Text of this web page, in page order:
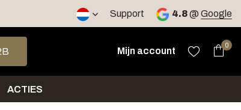
Support 4.8@ Google
om een beschikbaar resultaat te selecteren. Druk
Mijn account
0
ACTIES